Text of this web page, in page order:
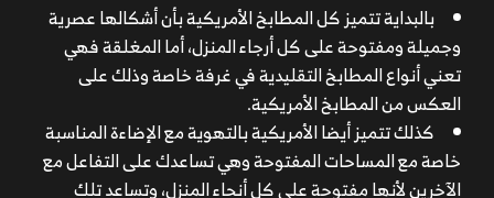
بالبداية تتميز كل المطابخ الأمريكية بأن أشكالها عصرية
وجميلة ومفتوحة على كل أرجاء المنزل، أما المغلقة فهي
تعني أنواع المطابخ التقليدية في غرفة خاصة وذلك على
العكس من المطابخ الأمريكية.
كذلك تتميز أيضا الأمريكية بالتهوية مع الإضاءة المناسبة
خاصة مع المساحات المفتوحة وهي تساعدك على التفاعل مع
الآخرين لأنها مفتوحة على كل أنحاء المنزل، وتساعد تلك